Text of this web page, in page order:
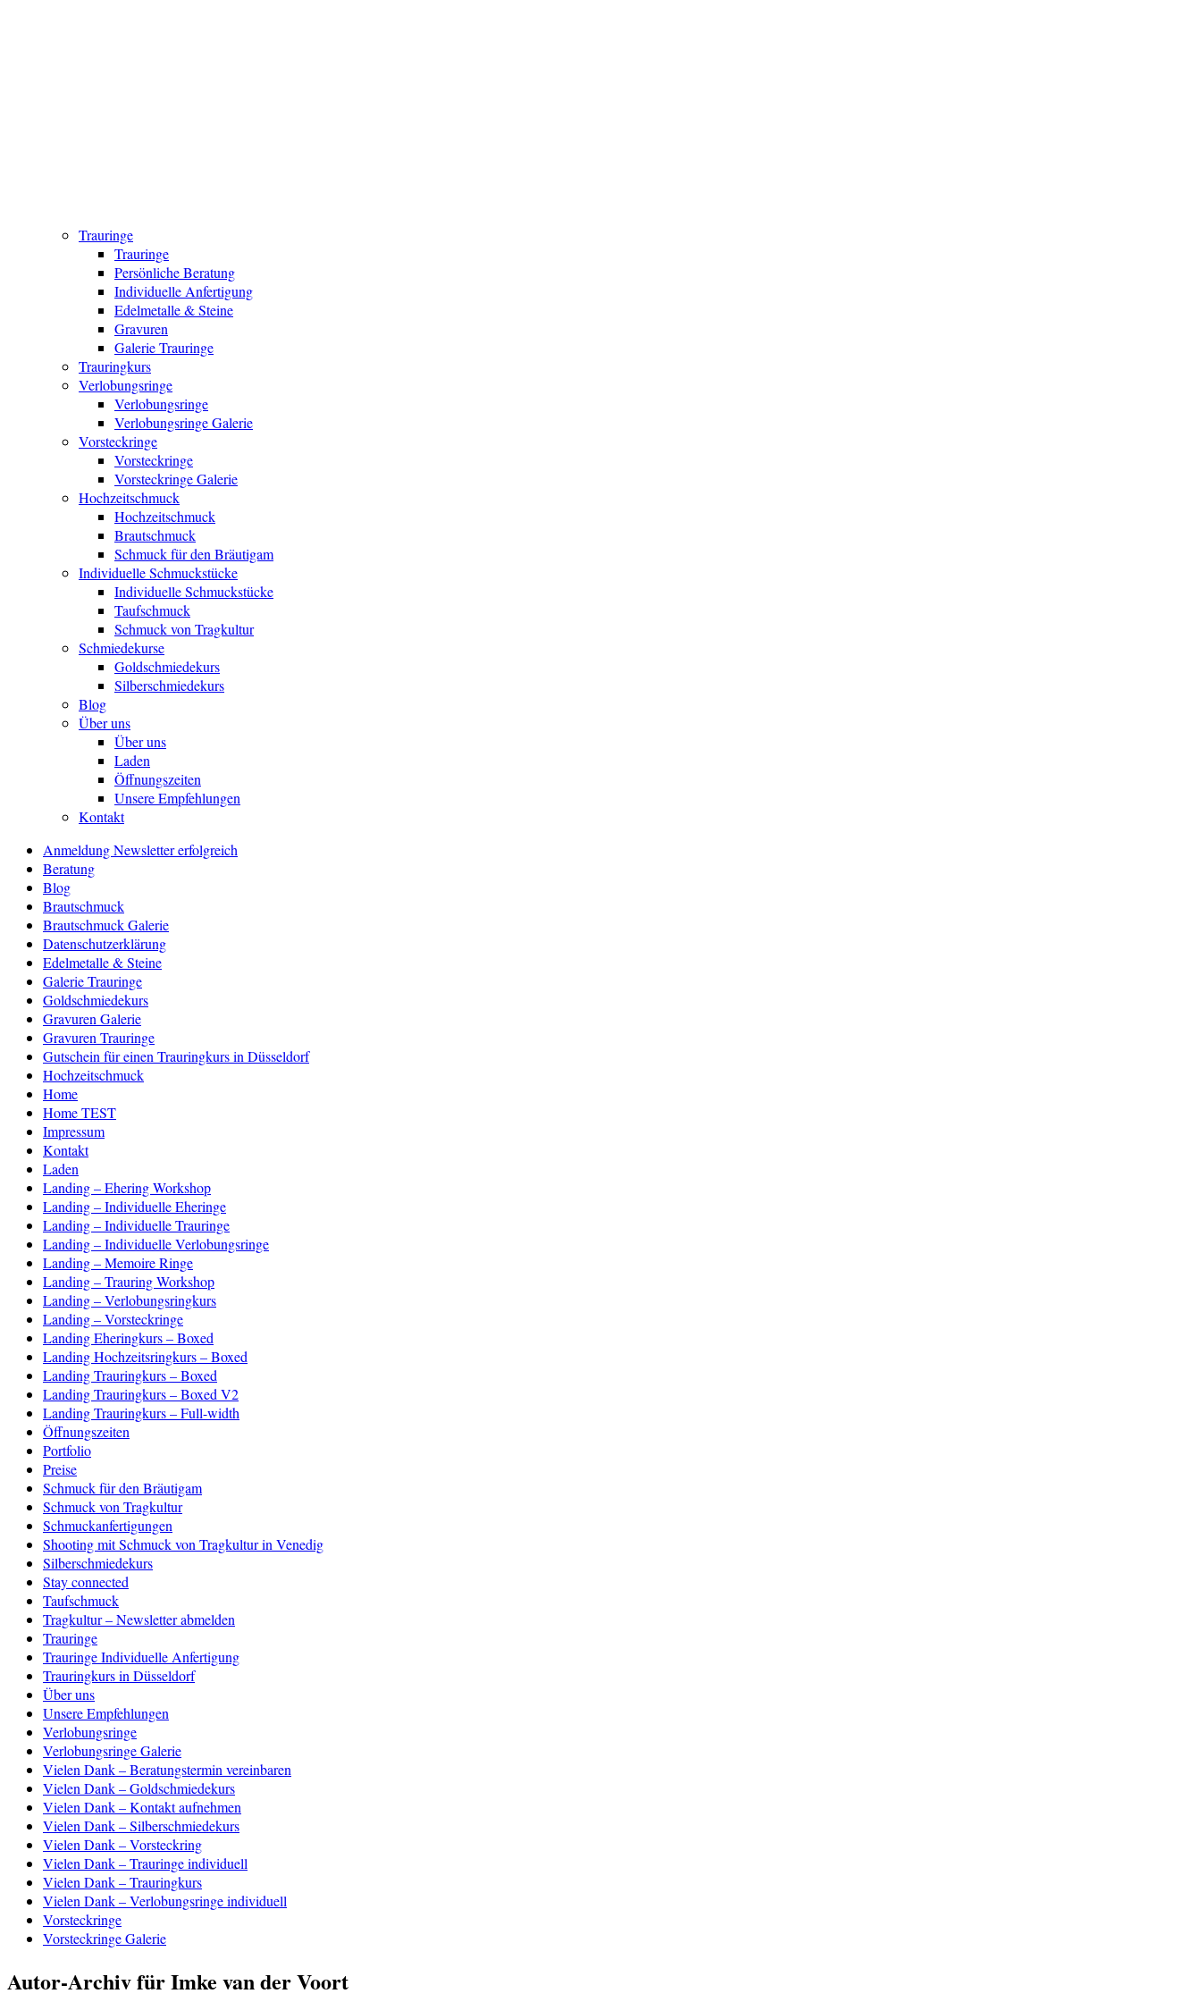
Trauringe
Trauringe
Persönliche Beratung
Individuelle Anfertigung
Edelmetalle & Steine
Gravuren
Galerie Trauringe
Trauringkurs
Verlobungsringe
Verlobungsringe
Verlobungsringe Galerie
Vorsteckringe
Vorsteckringe
Vorsteckringe Galerie
Hochzeitschmuck
Hochzeitschmuck
Brautschmuck
Schmuck für den Bräutigam
Individuelle Schmuckstücke
Individuelle Schmuckstücke
Taufschmuck
Schmuck von Tragkultur
Schmiedekurse
Goldschmiedekurs
Silberschmiedekurs
Blog
Über uns
Über uns
Laden
Öffnungszeiten
Unsere Empfehlungen
Kontakt
Anmeldung Newsletter erfolgreich
Beratung
Blog
Brautschmuck
Brautschmuck Galerie
Datenschutzerklärung
Edelmetalle & Steine
Galerie Trauringe
Goldschmiedekurs
Gravuren Galerie
Gravuren Trauringe
Gutschein für einen Trauringkurs in Düsseldorf
Hochzeitschmuck
Home
Home TEST
Impressum
Kontakt
Laden
Landing – Ehering Workshop
Landing – Individuelle Eheringe
Landing – Individuelle Trauringe
Landing – Individuelle Verlobungsringe
Landing – Memoire Ringe
Landing – Trauring Workshop
Landing – Verlobungsringkurs
Landing – Vorsteckringe
Landing Eheringkurs – Boxed
Landing Hochzeitsringkurs – Boxed
Landing Trauringkurs – Boxed
Landing Trauringkurs – Boxed V2
Landing Trauringkurs – Full-width
Öffnungszeiten
Portfolio
Preise
Schmuck für den Bräutigam
Schmuck von Tragkultur
Schmuckanfertigungen
Shooting mit Schmuck von Tragkultur in Venedig
Silberschmiedekurs
Stay connected
Taufschmuck
Tragkultur – Newsletter abmelden
Trauringe
Trauringe Individuelle Anfertigung
Trauringkurs in Düsseldorf
Über uns
Unsere Empfehlungen
Verlobungsringe
Verlobungsringe Galerie
Vielen Dank – Beratungstermin vereinbaren
Vielen Dank – Goldschmiedekurs
Vielen Dank – Kontakt aufnehmen
Vielen Dank – Silberschmiedekurs
Vielen Dank – Vorsteckring
Vielen Dank – Trauringe individuell
Vielen Dank – Trauringkurs
Vielen Dank – Verlobungsringe individuell
Vorsteckringe
Vorsteckringe Galerie
Autor-Archiv für Imke van der Voort